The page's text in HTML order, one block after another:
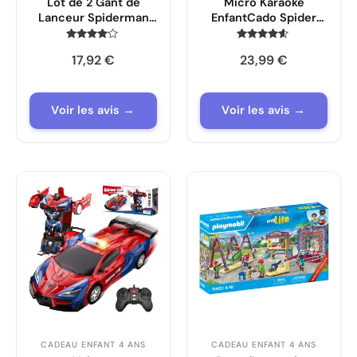
Lanceur Spiderman
avec Masque et
3.9
sur 5
17,92€
Voir les avis →
EnfantCado Spider
avec 2 Micros
4.4
sur 5
23,99€
Voir les avis →
CADEAU ENFANT 4 ANS CADEAU ENFANT 4 ANS